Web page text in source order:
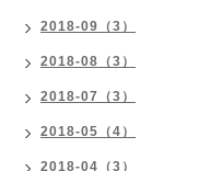
2018-09（3）
2018-08（3）
2018-07（3）
2018-05（4）
2018-04（3）